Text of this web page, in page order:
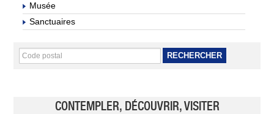
Musée
Sanctuaires
RECHERCHER
CONTEMPLER, DÉCOUVRIR, VISITER